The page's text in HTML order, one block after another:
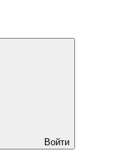
Войти